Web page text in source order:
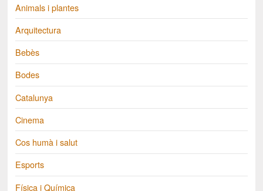
Animals i plantes
Arquitectura
Bebès
Bodes
Catalunya
Cinema
Cos humà i salut
Esports
Física i Química